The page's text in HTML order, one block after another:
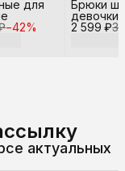
−42%
для
2 599 ₽3
Брюки
девочки
актуальных